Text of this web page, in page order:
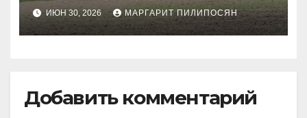
ИЮН 30, 2026 МАРГАРИТ ПИЛИПОСЯН
Добавить комментарий